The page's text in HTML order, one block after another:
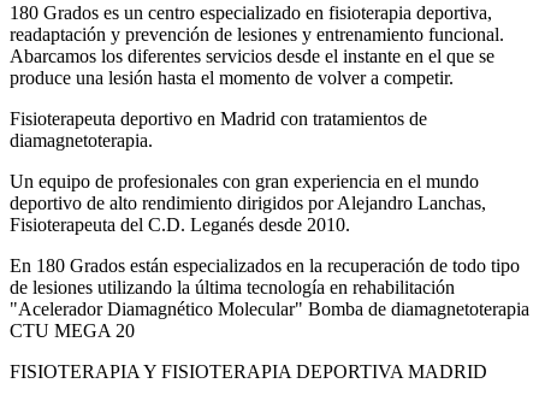
180 Grados es un centro especializado en fisioterapia deportiva,
readaptación y prevención de lesiones y entrenamiento funcional.
Abarcamos los diferentes servicios desde el instante en el que se
produce una lesión hasta el momento de volver a competir.
Fisioterapeuta deportivo en Madrid con tratamientos de
diamagnetoterapia.
Un equipo de profesionales con gran experiencia en el mundo
deportivo de alto rendimiento dirigidos por Alejandro Lanchas,
Fisioterapeuta del C.D. Leganés desde 2010.
En 180 Grados están especializados en la recuperación de todo tipo
de lesiones utilizando la última tecnología en rehabilitación
"Acelerador Diamagnético Molecular" Bomba de diamagnetoterapia
CTU MEGA 20
FISIOTERAPIA Y FISIOTERAPIA DEPORTIVA MADRID